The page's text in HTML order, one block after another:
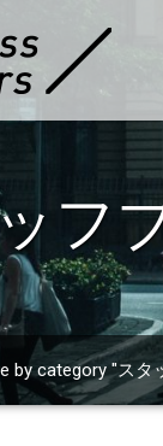
フ
by category "スタ